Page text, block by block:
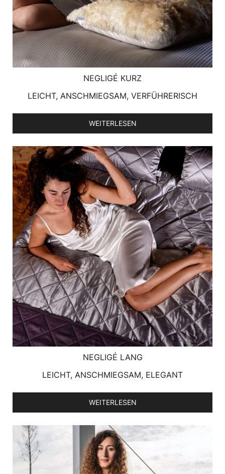
NEGLIGÉ KURZ
LEICHT, ANSCHMIEGSAM, VERFÜHRERISCH
WEITERLESEN
NEGLIGÉ LANG
LEICHT, ANSCHMIEGSAM, ELEGANT
WEITERLESEN